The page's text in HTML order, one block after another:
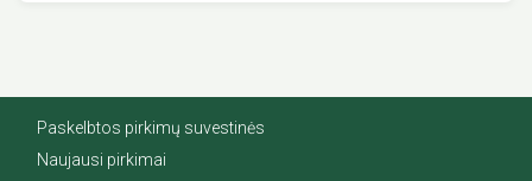
Paskelbtos pirkimų suvestinės
Naujausi pirkimai